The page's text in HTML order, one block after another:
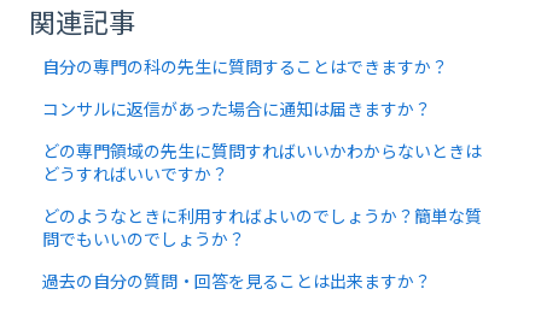
関連記事
自分の専門の科の先生に質問することはできますか？
コンサルに返信があった場合に通知は届きますか？
どの専門領域の先生に質問すればいいかわからないときは
どうすればいいですか？
どのようなときに利用すればよいのでしょうか？簡単な質
問でもいいのでしょうか？
過去の自分の質問・回答を見ることは出来ますか？